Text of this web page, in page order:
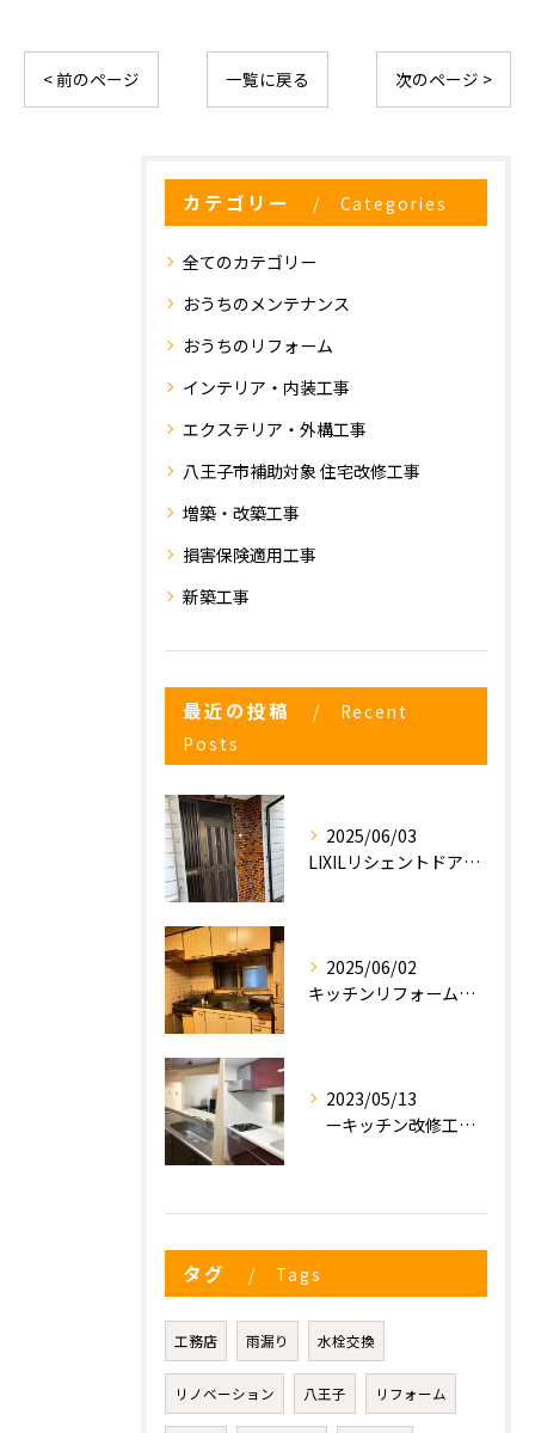
< 前のページ 一覧に戻る 次のページ >
カテゴリー Categories
全てのカテゴリー
おうちのメンテナンス
おうちのリフォーム
インテリア・内装工事
エクステリア・外構工事
八王子市補助対象 住宅改修工事
増築・改築工事
損害保険適用工事
新築工事
最近の投稿
Recent
Posts
2025/06/03
LIXILリシェントドアの入れ替え
2025/06/02
キッチンリフォーム工事
2023/05/13
ーキッチン改修工事ー
タグ Tags
工務店 雨漏り 水栓交換
リノベーション 八王子 リフォーム